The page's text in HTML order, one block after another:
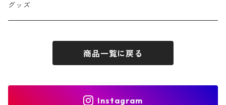
グッズ
商品一覧に戻る
Instagram